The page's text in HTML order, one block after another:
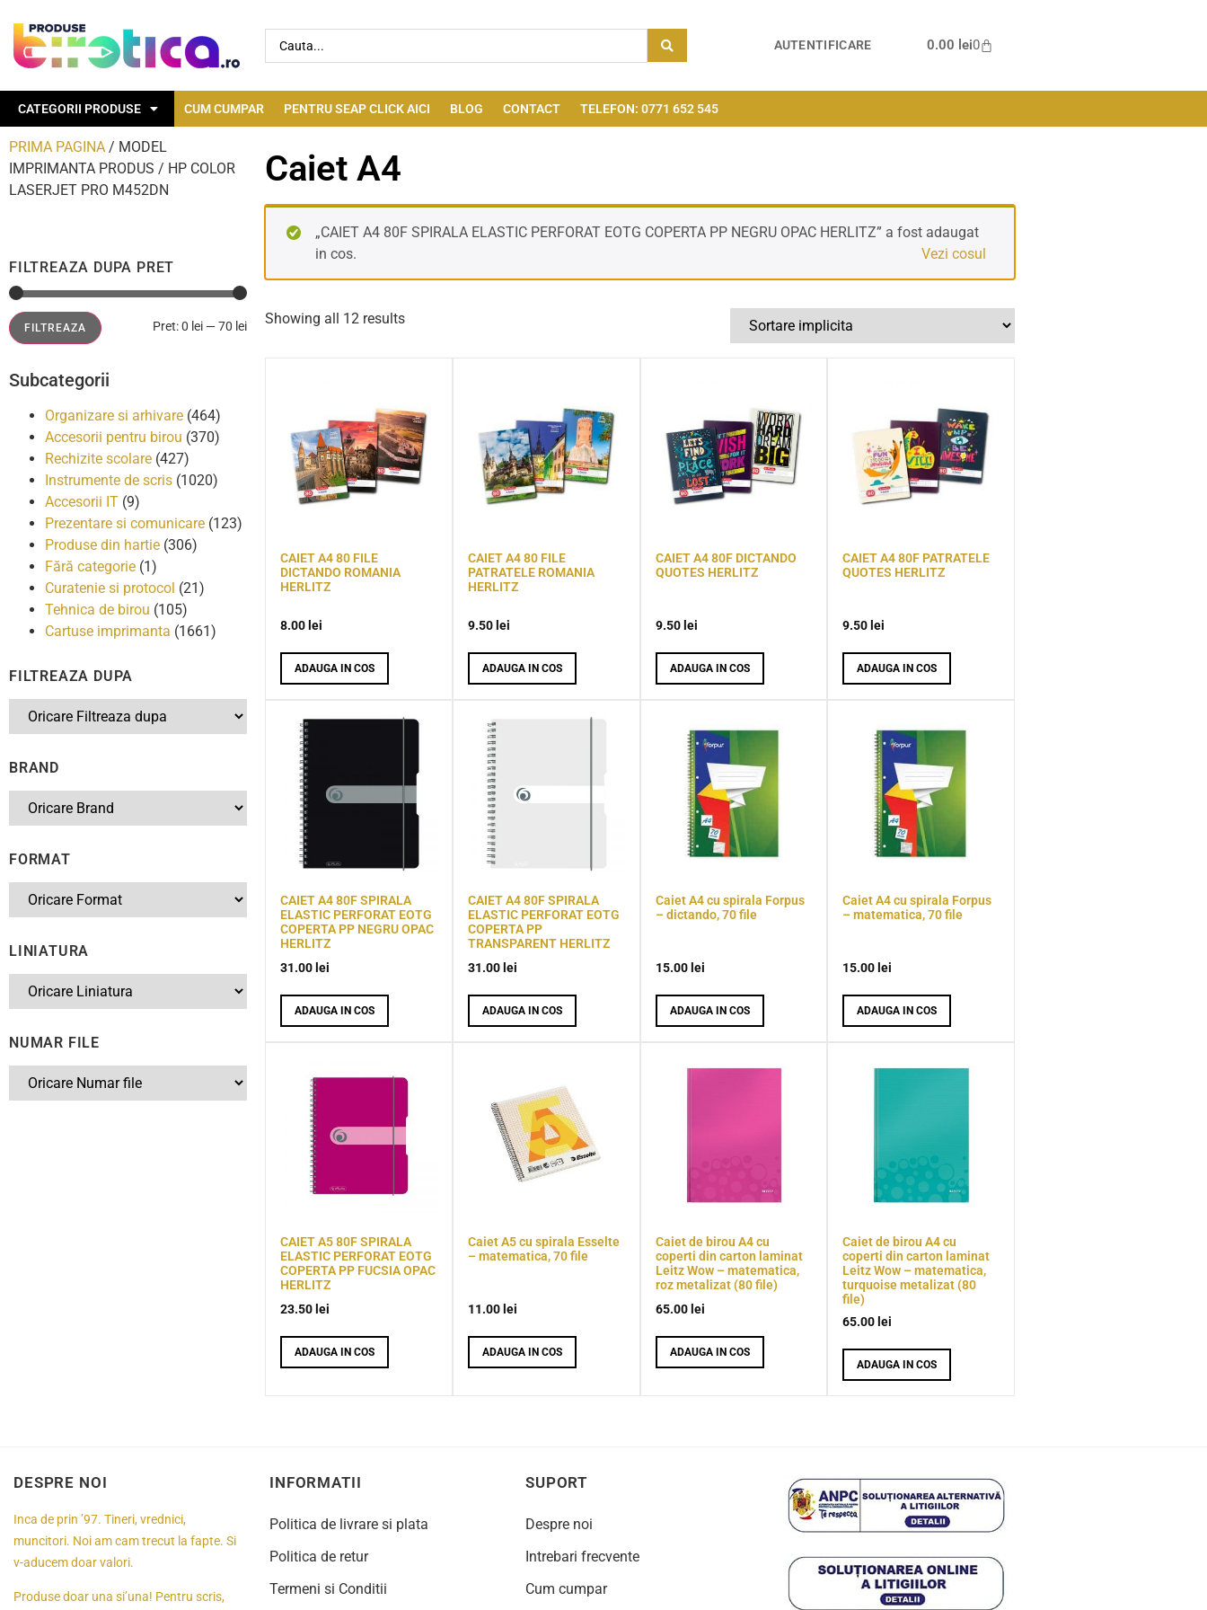
AUTENTIFICARE 0.00 lei0
CATEGORII PRODUSE CUM CUMPAR PENTRU SEAP CLICK AICI BLOG CONTACT TELEFON: 0771 652 545
PRIMA PAGINA / MODEL
IMPRIMANTA PRODUS / HP COLOR
LASERJET PRO M452DN
FILTREAZA DUPA PRET
FILTREAZA Pret:0 lei —70 lei
Subcategorii
Organizare si arhivare (464)
Accesorii pentru birou (370)
Rechizite scolare (427)
Instrumente de scris (1020)
Accesorii IT (9)
Prezentare si comunicare (123)
Produse din hartie (306)
Fără categorie (1)
Curatenie si protocol (21)
Tehnica de birou (105)
Cartuse imprimanta (1661)
FILTREAZA DUPA
BRAND
FORMAT
LINIATURA
NUMAR FILE
Caiet A4
„CAIET A4 80F SPIRALA ELASTIC PERFORAT EOTG COPERTA PP NEGRU OPAC HERLITZ” a fost adaugat
in cos.
Vezi cosul
Showing all 12 results
CAIET A4 80 FILE
DICTANDO ROMANIA
HERLITZ
8.00 lei
ADAUGA IN COS
CAIET A4 80 FILE
PATRATELE ROMANIA
HERLITZ
9.50 lei
ADAUGA IN COS
CAIET A4 80F DICTANDO
QUOTES HERLITZ
9.50 lei
ADAUGA IN COS
CAIET A4 80F PATRATELE
QUOTES HERLITZ
9.50 lei
ADAUGA IN COS
CAIET A4 80F SPIRALA
ELASTIC PERFORAT EOTG
COPERTA PP NEGRU OPAC
HERLITZ
31.00lei
ADAUGA IN COS
CAIET A4 80F SPIRALA
ELASTIC PERFORAT EOTG
COPERTA PP
TRANSPARENT HERLITZ
31.00lei
ADAUGA IN COS
Caiet A4 cu spirala Forpus
– dictando, 70 file
15.00lei
ADAUGA IN COS
Caiet A4 cu spirala Forpus
– matematica, 70 file
15.00lei
ADAUGA IN COS
CAIET A5 80F SPIRALA
ELASTIC PERFORAT EOTG
COPERTA PP FUCSIA OPAC
HERLITZ
23.50 lei
ADAUGA IN COS
Caiet A5 cu spirala Esselte
– matematica, 70 file
11.00 lei
ADAUGA IN COS
Caiet de birou A4 cu
coperti din carton laminat
Leitz Wow – matematica,
roz metalizat (80 file)
65.00 lei
ADAUGA IN COS
Caiet de birou A4 cu
coperti din carton laminat
Leitz Wow – matematica,
turquoise metalizat (80
file)
65.00 lei
ADAUGA IN COS
DESPRE NOI
Inca de prin ’97. Tineri, vrednici,
muncitori. Noi am cam trecut la fapte. Si
v-aducem doar valori.
Produse doar una si’una! Pentru scris,
INFORMATII
Politica de livrare si plata
Politica de retur
Termeni si Conditii
SUPORT
Despre noi
Intrebari frecvente
Cum cumpar